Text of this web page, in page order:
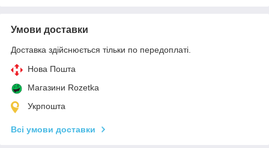
Умови доставки
Доставка здійснюється тільки по передоплаті.
Нова Пошта
Магазини Rozetka
Укрпошта
Всі умови доставки